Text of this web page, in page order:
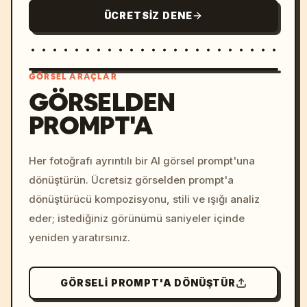
ÜCRETSIZ DENE
colors, 8k --v 6.0
GÖRSEL ARAÇLAR
GÖRSELDEN
PROMPT'A
Her fotoğrafı ayrıntılı bir AI görsel prompt'una
dönüştürün. Ücretsiz görselden prompt'a
dönüştürücü kompozisyonu, stili ve ışığı analiz
eder; istediğiniz görünümü saniyeler içinde
yeniden yaratırsınız.
GÖRSELI PROMPT'A DÖNÜŞTÜR